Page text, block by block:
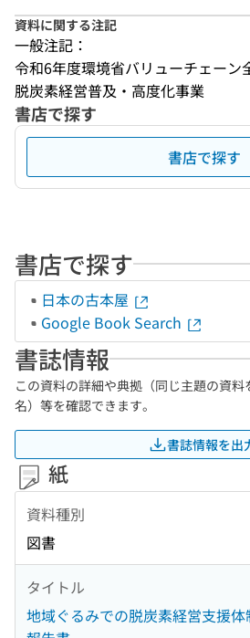
資料に関する注記
一般注記：
令和6年度環境省バリューチェーン
脱炭素経営普及・高度化事業
書店で探す
書店で探す
書店で探す
日本の古本屋
Google Book Search
書誌情報
この資料の詳細や典拠（同じ主題の資
名）等を確認できます。
書誌情報を出
紙
資料種別
図書
タイトル
地域ぐるみでの脱炭素経営支援